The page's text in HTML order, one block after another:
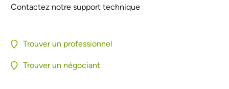
Contactez notre support technique
Trouver un professionnel
Trouver un négociant